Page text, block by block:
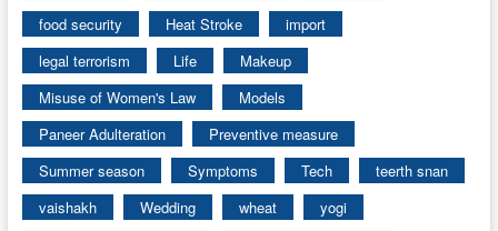
food security
Heat Stroke
import
legal terrorism
Life
Makeup
Misuse of Women's Law
Models
Paneer Adulteration
Preventive measure
Summer season
Symptoms Tech
teerth snan
vaishakh
Wedding wheat
yogi